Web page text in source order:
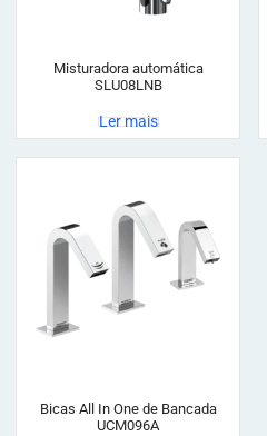
Misturadora automática
SLU08LNB
Ler mais
Bicas All In One de Bancada
UCM096A